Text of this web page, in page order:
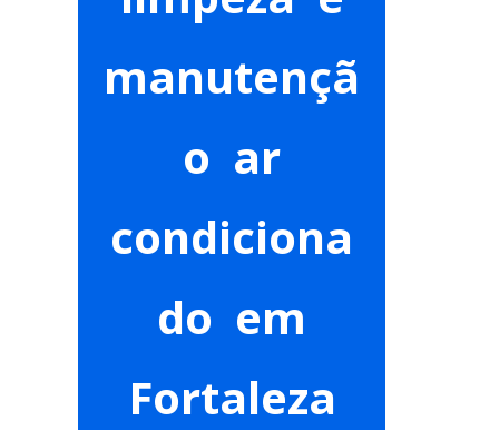
manutençã
o ar
condiciona
do em
Fortaleza